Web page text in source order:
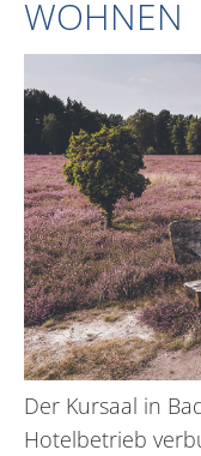
WOHNEN
Der Kursaal in
Hotelbetrieb